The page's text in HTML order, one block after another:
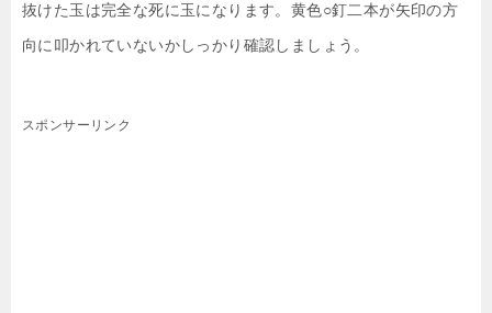
抜けた玉は完全な死に玉になります。黄色○釘二本が矢印の方
向に叩かれていないかしっかり確認しましょう。
スポンサーリンク